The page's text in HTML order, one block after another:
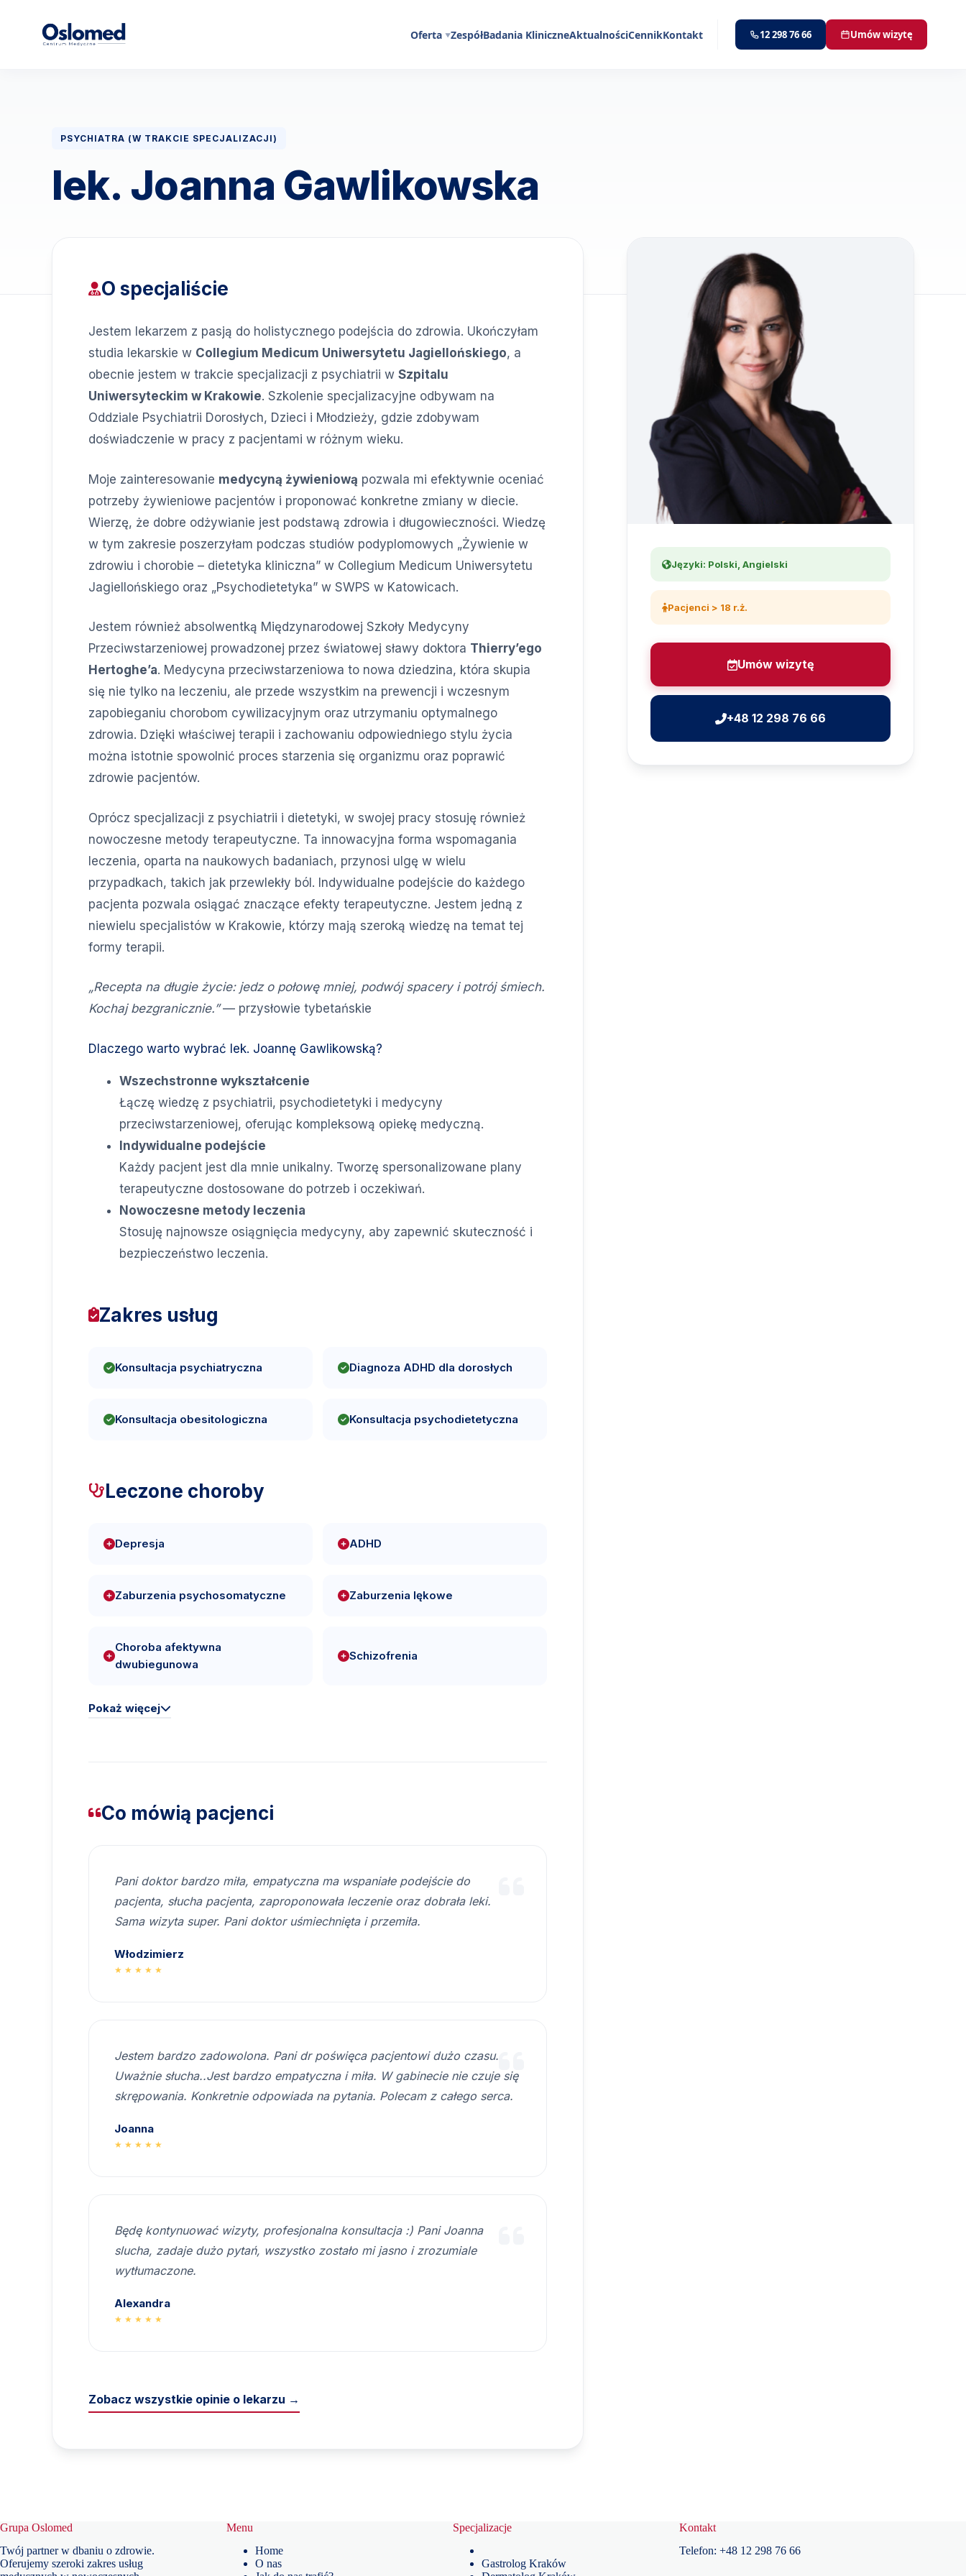
Oferta ZespółBadania KliniczneAktualnościCennikKontakt 12 298 76 66 Umów wizytę
PSYCHIATRA (W TRAKCIE SPECJALIZACJI)
lek. Joanna Gawlikowska
O specjaliście
Jestem lekarzem z pasją do holistycznego podejścia do zdrowia. Ukończyłam
studia lekarskie w Collegium Medicum Uniwersytetu Jagiellońskiego, a
obecnie jestem w trakcie specjalizacji z psychiatrii w Szpitalu
Uniwersyteckim w Krakowie. Szkolenie specjalizacyjne odbywam na
Oddziale Psychiatrii Dorosłych, Dzieci i Młodzieży, gdzie zdobywam
doświadczenie w pracy z pacjentami w różnym wieku.
Moje zainteresowanie medycyną żywieniową pozwala mi efektywnie oceniać
potrzeby żywieniowe pacjentów i proponować konkretne zmiany w diecie.
Wierzę, że dobre odżywianie jest podstawą zdrowia i długowieczności. Wiedzę
w tym zakresie poszerzyłam podczas studiów podyplomowych „Żywienie w
zdrowiu i chorobie – dietetyka kliniczna” w Collegium Medicum Uniwersytetu
Jagiellońskiego oraz „Psychodietetyka” w SWPS w Katowicach.
Jestem również absolwentką Międzynarodowej Szkoły Medycyny
Przeciwstarzeniowej prowadzonej przez światowej sławy doktora Thierry’ego
Hertoghe’a. Medycyna przeciwstarzeniowa to nowa dziedzina, która skupia
się nie tylko na leczeniu, ale przede wszystkim na prewencji i wczesnym
zapobieganiu chorobom cywilizacyjnym oraz utrzymaniu optymalnego
zdrowia. Dzięki właściwej terapii i zachowaniu odpowiedniego stylu życia
można istotnie spowolnić proces starzenia się organizmu oraz poprawić
zdrowie pacjentów.
Oprócz specjalizacji z psychiatrii i dietetyki, w swojej pracy stosuję również
nowoczesne metody terapeutyczne. Ta innowacyjna forma wspomagania
leczenia, oparta na naukowych badaniach, przynosi ulgę w wielu
przypadkach, takich jak przewlekły ból. Indywidualne podejście do każdego
pacjenta pozwala osiągać znaczące efekty terapeutyczne. Jestem jedną z
niewielu specjalistów w Krakowie, którzy mają szeroką wiedzę na temat tej
formy terapii.
„Recepta na długie życie: jedz o połowę mniej, podwój spacery i potrój śmiech.
Kochaj bezgranicznie.”— przysłowie tybetańskie
Dlaczego warto wybrać lek. Joannę Gawlikowską?
Wszechstronne wykształcenie
Łączę wiedzę z psychiatrii, psychodietetyki i medycyny
przeciwstarzeniowej, oferując kompleksową opiekę medyczną.
Indywidualne podejście
Każdy pacjent jest dla mnie unikalny. Tworzę spersonalizowane plany
terapeutyczne dostosowane do potrzeb i oczekiwań.
Nowoczesne metody leczenia
Stosuję najnowsze osiągnięcia medycyny, aby zapewnić skuteczność i
bezpieczeństwo leczenia.
Zakres usług
Konsultacja psychiatryczna Diagnoza ADHD dla dorosłych
Konsultacja obesitologiczna Konsultacja psychodietetyczna
Leczone choroby
Depresja ADHD
Zaburzenia psychosomatyczne Zaburzenia lękowe
Choroba afektywna
dwubiegunowa
Schizofrenia
Pokaż więcej
Co mówią pacjenci
Pani doktor bardzo miła, empatyczna ma wspaniałe podejście do
pacjenta, słucha pacjenta, zaproponowała leczenie oraz dobrała leki.
Sama wizyta super. Pani doktor uśmiechnięta i przemiła.
Włodzimierz
★★★★★
Jestem bardzo zadowolona. Pani dr poświęca pacjentowi dużo czasu.
Uważnie słucha..Jest bardzo empatyczna i miła. W gabinecie nie czuje się
skrępowania. Konkretnie odpowiada na pytania. Polecam z całego serca.
Joanna
★★★★★
Będę kontynuować wizyty, profesjonalna konsultacja :) Pani Joanna
slucha, zadaje dużo pytań, wszystko zostało mi jasno i zrozumiale
wytłumaczone.
Alexandra
★★★★★
Zobacz wszystkie opinie o lekarzu →
Języki: Polski, Angielski
Pacjenci > 18 r.ż.
Umów wizytę
+48 12 298 76 66
Grupa Oslomed
Twój partner w dbaniu o zdrowie.
Oferujemy szeroki zakres usług
Menu
Home
O nas
Specjalizacje
Gastrolog Kraków
Kontakt
Telefon: +48 12 298 76 66